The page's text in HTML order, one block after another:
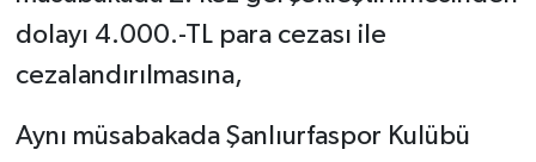
dolayı 4.000.-TL para cezası ile
cezalandırılmasına,
Aynı müsabakada Şanlıurfaspor Kulübü